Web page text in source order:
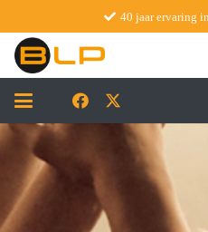
40 jaar ervaring